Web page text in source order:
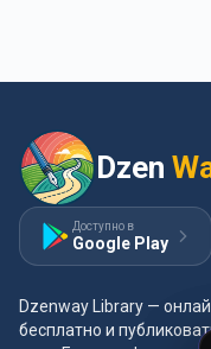
Dzen
Доступно в
Google Play
Dzenway Library —
бесплатно и